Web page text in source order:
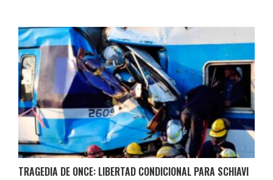
TRAGEDIA DE ONCE: LIBERTAD CONDICIONAL PARA SCHIAVI